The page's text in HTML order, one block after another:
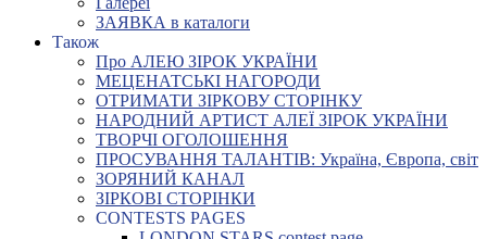
ЗАЯВКА в каталоги
Також
Про АЛЕЮ ЗІРОК УКРАЇНИ
МЕЦЕНАТСЬКІ НАГОРОДИ
ОТРИМАТИ ЗІРКОВУ СТОРІНКУ
НАРОДНИЙ АРТИСТ АЛЕЇ ЗІРОК УКРАЇНИ
ТВОРЧІ ОГОЛОШЕННЯ
ПРОСУВАННЯ ТАЛАНТІВ: Україна, Європа, світ
ЗОРЯНИЙ КАНАЛ
ЗІРКОВІ СТОРІНКИ
CONTESTS PAGES